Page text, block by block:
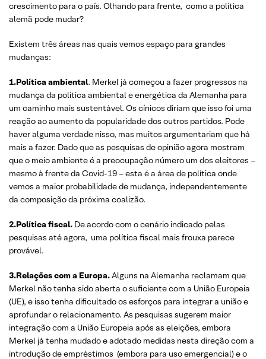
crescimento para o país. Olhando para frente, como a política
alemã pode mudar?
Existem três áreas nas quais vemos espaço para grandes
mudanças:
1.Política ambiental. Merkel já começou a fazer progressos na
mudança da política ambiental e energética da Alemanha para
um caminho mais sustentável. Os cínicos diriam que isso foi uma
reação ao aumento da popularidade dos outros partidos. Pode
haver alguma verdade nisso, mas muitos argumentariam que há
mais a fazer. Dado que as pesquisas de opinião agora mostram
que o meio ambiente é a preocupação número um dos eleitores –
mesmo à frente da Covid-19 – esta é a área de política onde
vemos a maior probabilidade de mudança, independentemente
da composição da próxima coalizão.
2.Política fiscal. De acordo com o cenário indicado pelas
pesquisas até agora, uma política fiscal mais frouxa parece
provável.
3.Relações com a Europa.Alguns na Alemanha reclamam que
Merkel não tenha sido aberta o suficiente com a União Europeia
(UE), e isso tenha dificultado os esforços para integrar a união e
aprofundar o relacionamento. As pesquisas sugerem maior
integração com a União Europeia após as eleições, embora
Merkel já tenha mudado e adotado medidas nesta direção com a
introdução de empréstimos (embora para uso emergencial) e o